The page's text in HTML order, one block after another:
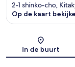
2-1 shinko-cho,
Op de kaart
In de buurt